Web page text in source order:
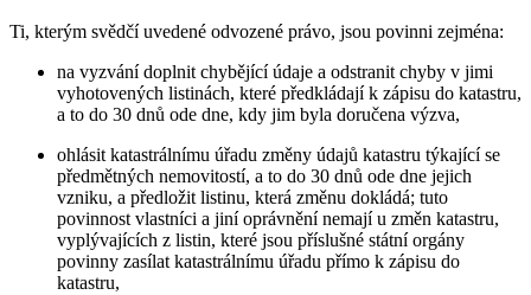
Ti, kterým svědčí uvedené odvozené právo, jsou povinni zejména:
na vyzvání doplnit chybějící údaje a odstranit chyby v jimi
vyhotovených listinách, které předkládají k zápisu do katastru,
a to do 30 dnů ode dne, kdy jim byla doručena výzva,
ohlásit katastrálnímu úřadu změny údajů katastru týkající se
předmětných nemovitostí, a to do 30 dnů ode dne jejich
vzniku, a předložit listinu, která změnu dokládá; tuto
povinnost vlastníci a jiní oprávnění nemají u změn katastru,
vyplývajících z listin, které jsou příslušné státní orgány
povinny zasílat katastrálnímu úřadu přímo k zápisu do
katastru,